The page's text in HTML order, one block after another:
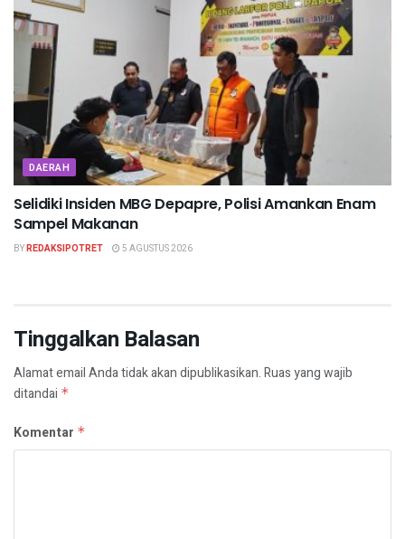
DAERAH
Selidiki Insiden MBG Depapre, Polisi Amankan Enam
Sampel Makanan
BYREDAKSIPOTRET 5 AGUSTUS 2026
Tinggalkan Balasan
Alamat email Anda tidak akan dipublikasikan.Ruas yang wajib
ditandai *
Komentar *